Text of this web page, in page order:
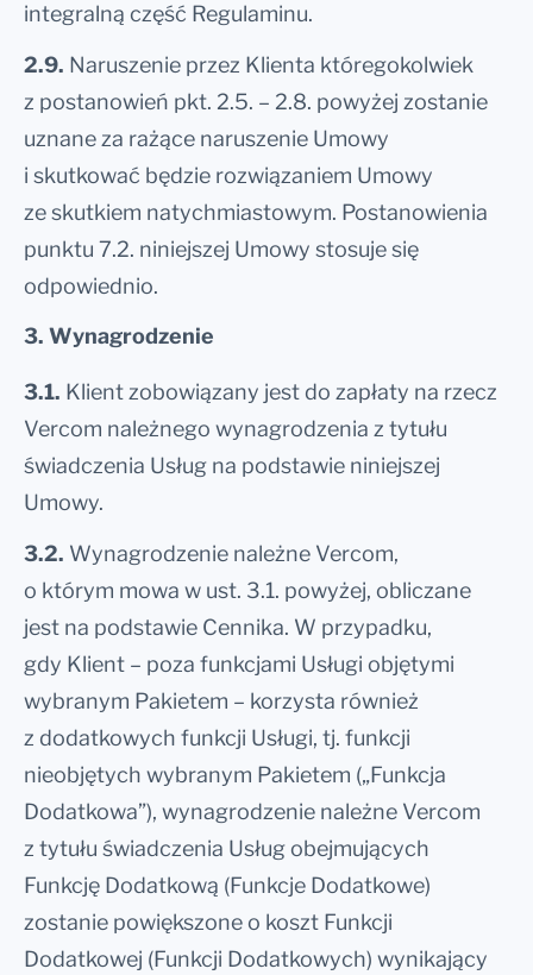
integralną część Regulaminu.
2.9. Naruszenie przez Klienta któregokolwiek
z postanowień pkt. 2.5. – 2.8. powyżej zostanie
uznane za rażące naruszenie Umowy
i skutkować będzie rozwiązaniem Umowy
ze skutkiem natychmiastowym. Postanowienia
punktu 7.2. niniejszej Umowy stosuje się
odpowiednio.
3. Wynagrodzenie
3.1. Klient zobowiązany jest do zapłaty na rzecz
Vercom należnego wynagrodzenia z tytułu
świadczenia Usług na podstawie niniejszej
Umowy.
3.2. Wynagrodzenie należne Vercom,
o którym mowa w ust. 3.1. powyżej, obliczane
jest na podstawie Cennika. W przypadku,
gdy Klient – poza funkcjami Usługi objętymi
wybranym Pakietem – korzysta również
z dodatkowych funkcji Usługi, tj. funkcji
nieobjętych wybranym Pakietem („Funkcja
Dodatkowa”), wynagrodzenie należne Vercom
z tytułu świadczenia Usług obejmujących
Funkcję Dodatkową (Funkcje Dodatkowe)
zostanie powiększone o koszt Funkcji
Dodatkowej (Funkcji Dodatkowych) wynikający